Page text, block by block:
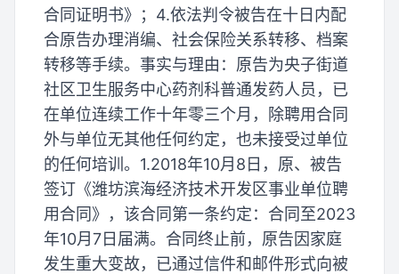
合同证明书》；4.依法判令被告在十日内配
合原告办理消编、社会保险关系转移、档案
转移等手续。事实与理由：原告为央子街道
社区卫生服务中心药剂科普通发药人员，已
在单位连续工作十年零三个月，除聘用合同
外与单位无其他任何约定，也未接受过单位
的任何培训。1.2018年10月8日，原、被告
签订《潍坊滨海经济技术开发区事业单位聘
用合同》，该合同第一条约定：合同至2023
年10月7日届满。合同终止前，原告因家庭
发生重大变故，已通过信件和邮件形式向被